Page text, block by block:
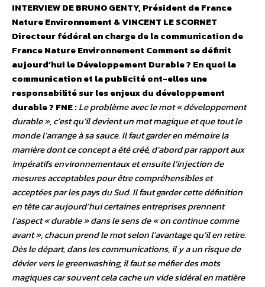
INTERVIEW DE BRUNO GENTY, Président de France
Nature Environnement & VINCENT LE SCORNET
Directeur fédéral en charge de la communication de
France Nature Environnement Comment se définit
aujourd’hui le Développement Durable ? En quoi la
communication et la publicité ont-elles une
responsabilité sur les enjeux du développement
durable ? FNE :Le problème avec le mot « développement
durable », c’est qu’il devient un mot magique et que tout le
monde l’arrange à sa sauce. Il faut garder en mémoire la
manière dont ce concept a été créé, d’abord par rapport aux
impératifs environnementaux et ensuite l’injection de
mesures acceptables pour être compréhensibles et
acceptées par les pays du Sud. Il faut garder cette définition
en tête car aujourd’hui certaines entreprises prennent
l’aspect « durable » dans le sens de « on continue comme
avant », chacun prend le mot selon l’avantage qu’il en retire.
Dès le départ, dans les communications, il y a un risque de
dévier vers le greenwashing, il faut se méfier des mots
magiques car souvent cela cache un vide sidéral en matière